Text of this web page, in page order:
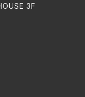
3F